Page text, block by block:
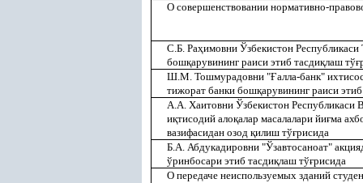
О совершенствовании нормативно-
С.Б. Раҳимовни Ўзбекистон
бошқарувининг раиси этиб тасдиқлаш тўғ
Ш.М. Тошмурадовни "Ғалла-банк"
тижорат банки бошқарувининг раиси
А.А. Хаитовни Ўзбекистон Республикаси
иқтисодий алоқалар масалалари йиғма
вазифасидан озод қилиш тўғрисида
Б.А. Абдукадировни "Ўзавтосаноат"
ўринбосари этиб тасдиқлаш тўғрисида
О передаче неиспользуемых зданий